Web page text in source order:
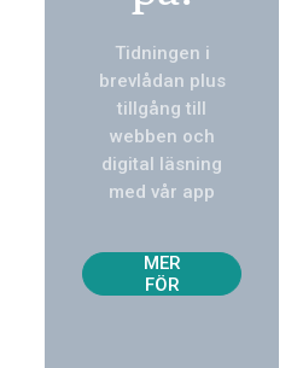
Tidningen i
brevlådan plus
tillgång till
webben och
digital läsning
med vår app
MER
FÖR